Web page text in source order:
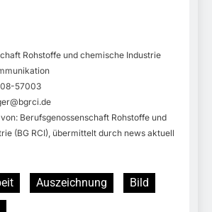
Rohstoffe und chemische Industrie
57003
Berufsgenossenschaft Rohstoffe und
(BG RCI), übermittelt durch news aktuell
Auszeichnung
Bild